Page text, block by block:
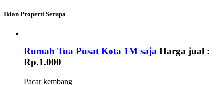
Iklan Properti Serupa
Rumah Tua Pusat Kota 1M saja Harga jual :
Rp.1.000
Pacar kembang